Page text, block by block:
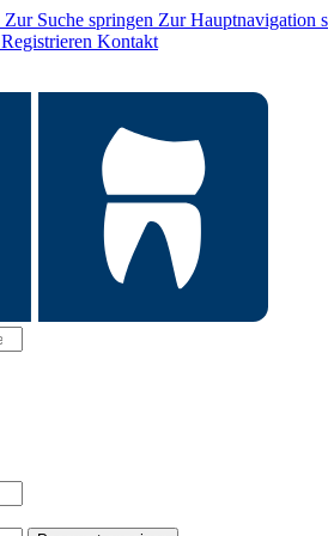
Zur Suche springen Zur Hauptnavigation
Registrieren Kontakt